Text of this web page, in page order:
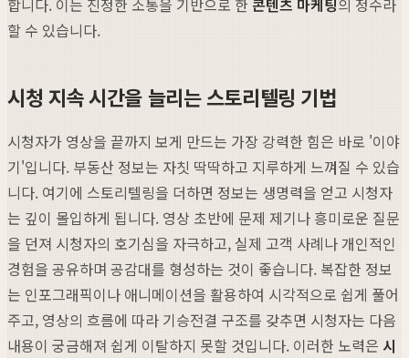
합니다. 이는 진정한 소통을 기반으로 한 콘텐츠 마케팅의 정수라
할 수 있습니다.
시청 지속 시간을 늘리는 스토리텔링 기법
시청자가 영상을 끝까지 보게 만드는 가장 강력한 힘은 바로 '이야
기'입니다. 부동산 정보는 자칫 딱딱하고 지루하게 느껴질 수 있습
니다. 여기에 스토리텔링을 더하면 정보는 생명력을 얻고 시청자
는 깊이 몰입하게 됩니다. 영상 초반에 문제 제기나 흥미로운 질문
을 던져 시청자의 호기심을 자극하고, 실제 고객 사례나 개인적인
경험을 공유하며 공감대를 형성하는 것이 좋습니다. 복잡한 정보
는 인포그래픽이나 애니메이션을 활용하여 시각적으로 쉽게 풀어
주고, 영상의 흐름에 따라 기승전결 구조를 갖추면 시청자는 다음
내용이 궁금해져 쉽게 이탈하지 못할 것입니다. 이러한 노력은 시